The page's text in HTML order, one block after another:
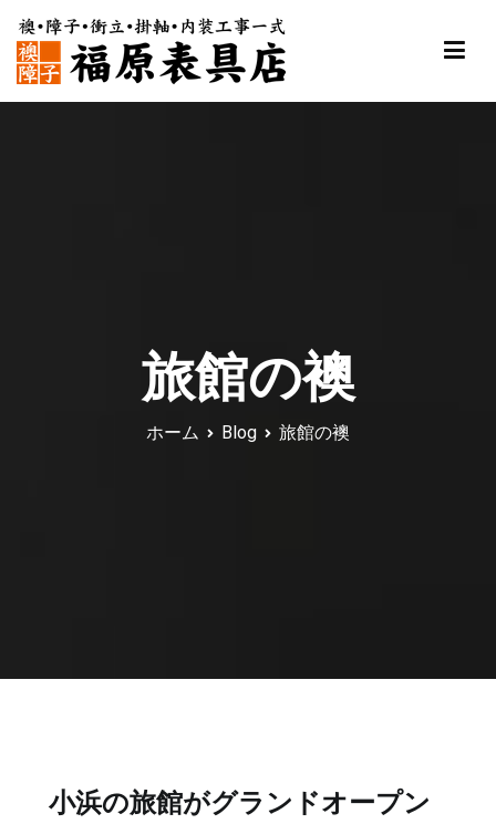
福原表具店
旅館の襖
ホーム Blog 旅館の襖
小浜の旅館がグランドオープン